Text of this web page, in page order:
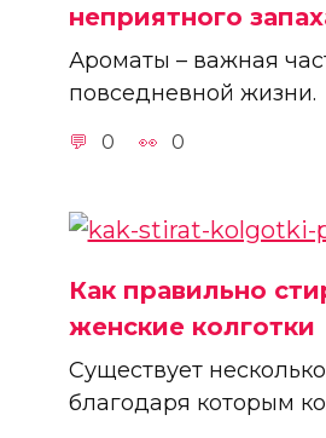
неприятного
Ароматы – важная
повседневной жизни.
0 0
Как правильно
женские колготки
Существует
благодаря которым